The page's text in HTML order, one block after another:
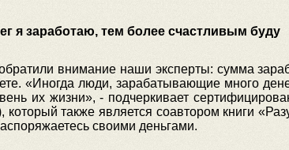
я заработаю, тем более счастливым буду
внимание наши эксперты: сумма
«Иногда люди, зарабатывающие много
их жизни», - подчеркивает
который также является соавтором книги
своими деньгами.